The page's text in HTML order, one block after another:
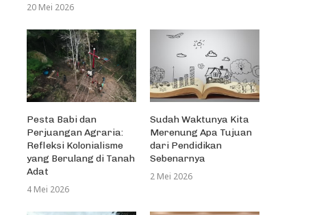
20 Mei 2026
Pesta Babi dan
Perjuangan Agraria:
Refleksi Kolonialisme
yang Berulang di Tanah
Adat
4 Mei 2026
Sudah Waktunya Kita
Merenung Apa Tujuan
dari Pendidikan
Sebenarnya
2 Mei 2026